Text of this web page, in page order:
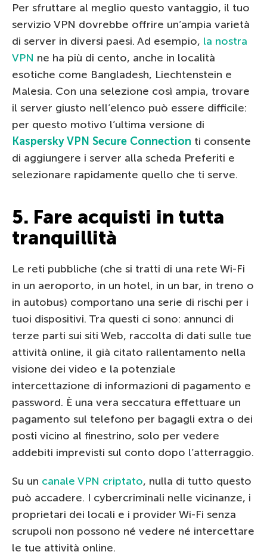
Per sfruttare al meglio questo vantaggio, il tuo
servizio VPN dovrebbe offrire un’ampia varietà
di server in diversi paesi. Ad esempio, la nostra
VPN ne ha più di cento, anche in località
esotiche come Bangladesh, Liechtenstein e
Malesia. Con una selezione così ampia, trovare
il server giusto nell’elenco può essere difficile:
per questo motivo l’ultima versione di
Kaspersky VPN Secure Connection ti consente
di aggiungere i server alla scheda Preferiti e
selezionare rapidamente quello che ti serve.
5. Fare acquisti in tutta
tranquillità
Le reti pubbliche (che si tratti di una rete Wi-Fi
in un aeroporto, in un hotel, in un bar, in treno o
in autobus) comportano una serie di rischi per i
tuoi dispositivi. Tra questi ci sono: annunci di
terze parti sui siti Web, raccolta di dati sulle tue
attività online, il già citato rallentamento nella
visione dei video e la potenziale
intercettazione di informazioni di pagamento e
password. È una vera seccatura effettuare un
pagamento sul telefono per bagagli extra o dei
posti vicino al finestrino, solo per vedere
addebiti imprevisti sul conto dopo l’atterraggio.
Su un canale VPN criptato, nulla di tutto questo
può accadere. I cybercriminali nelle vicinanze, i
proprietari dei locali e i provider Wi-Fi senza
scrupoli non possono né vedere né intercettare
le tue attività online.